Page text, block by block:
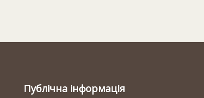
Публічна інформація